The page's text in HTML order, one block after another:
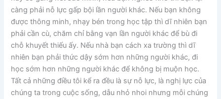
càng phải nỗ lực gấp bội lần người khác. Nếu bạn không
được thông minh, nhạy bén trong học tập thì dĩ nhiên bạn
phải cần cù, chăm chỉ bằng vạn lần người khác để bù đi
chỗ khuyết thiếu ấy. Nếu nhà bạn cách xa trường thì dĩ
nhiên bạn phải thức dậy sớm hơn những người khác, đi
học sớm hơn những người khác để không bị muộn học.
Tất cả những điều tôi kể ra đều là sự nỗ lực, là nghị lực của
chúng ta trong cuộc sống, dẫu nhỏ nhoi nhưng mỗi chúng